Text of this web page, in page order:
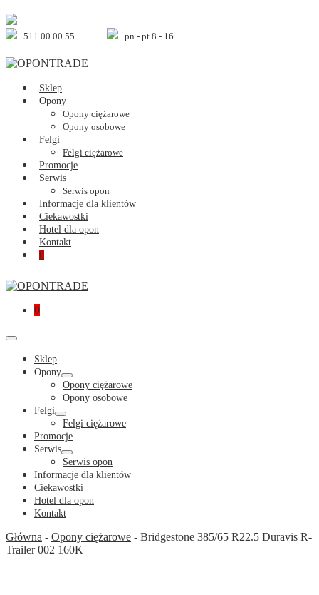
Skip
to
content511 00 00 55 pn - pt 8 - 16
Sklep
Opony
Opony ciężarowe
Opony osobowe
Felgi
Felgi ciężarowe
Promocje
Serwis
Serwis opon
Informacje dla klientów
Ciekawostki
Hotel dla opon
Kontakt
Shopping
0Items
Shopping
0Items
Menu
Toggle
Sklep
Opony
Menu
Toggle
Opony ciężarowe
Opony osobowe
Felgi
Menu
Toggle
Felgi ciężarowe
Promocje
Serwis
Menu
Toggle
Serwis opon
Informacje dla klientów
Ciekawostki
Hotel dla opon
Kontakt
Główna - Opony ciężarowe - Bridgestone 385/65 R22.5 Duravis R-
Trailer 002 160K